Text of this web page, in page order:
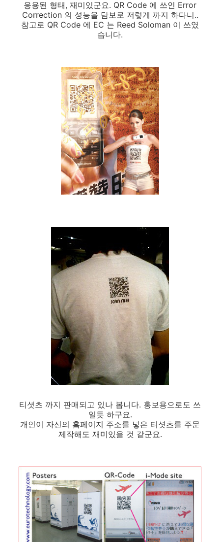
응용된 형태, 재미있군요. QR Code 에 쓰인 Error
Correction 의 성능을 담보로 저렇게 까지 하다니..
참고로 QR Code 에 EC 는 Reed Soloman 이 쓰였
습니다.
티셧츠 까지 판매되고 있나 봅니다. 홍보용으로도 쓰
일듯 하구요.
개인이 자신의 홈페이지 주소를 넣은 티셧츠를 주문
제작해도 재미있을 것 같군요.